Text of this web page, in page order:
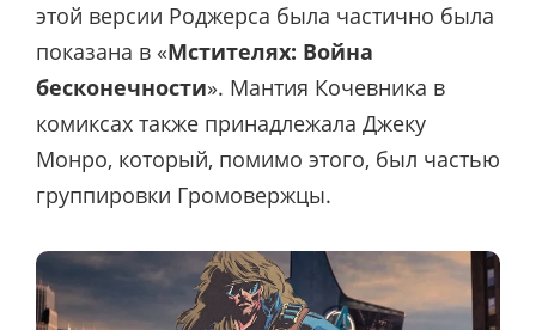
этой версии Роджерса была частично была
показана в «Мстителях: Война
бесконечности». Мантия Кочевника в
комиксах также принадлежала Джеку
Монро, который, помимо этого, был частью
группировки Громовержцы.